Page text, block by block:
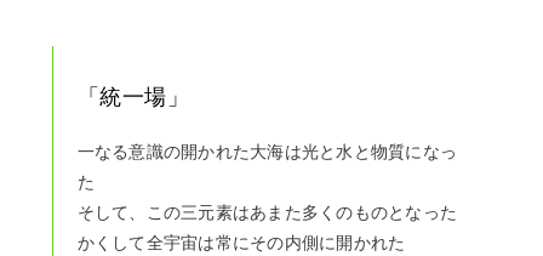
「統一場」
一なる意識の開かれた大海は光と水と物質になっ
た
そして、この三元素はあまた多くのものとなった
かくして全宇宙は常にその内側に開かれた